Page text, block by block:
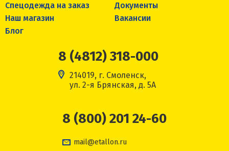
Спецодежда на заказ
Документы
Наш магазин
Вакансии
Блог
8 (4812) 318-000
214019, г. Смоленск,
ул. 2-я Брянская, д. 5А
8 (800) 201 24-60
mail@etallon.ru